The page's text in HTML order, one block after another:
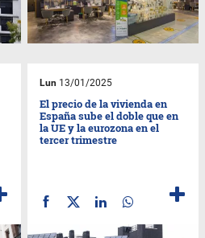
Lun 13/01/2025
El precio de la vivienda en
España sube el doble que en
la UE y la eurozona en el
tercer trimestre